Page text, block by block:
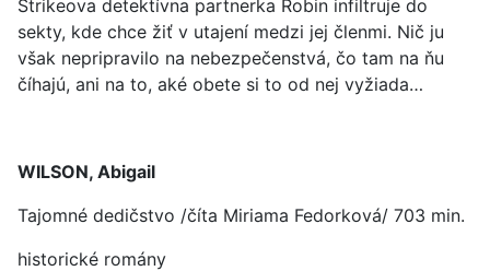
Strikeova detektívna partnerka Robin infiltruje do
sekty, kde chce žiť v utajení medzi jej členmi. Nič ju
však nepripravilo na nebezpečenstvá, čo tam na ňu
číhajú, ani na to, aké obete si to od nej vyžiada…
WILSON, Abigail
Tajomné dedičstvo /číta Miriama Fedorková/ 703 min.
historické romány